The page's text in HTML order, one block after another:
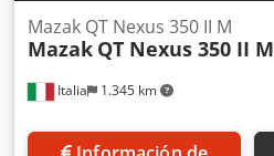
Italia 1.345 km
Mazak QT Nexus 350 II M
Mazak QT Nexus 350 II M